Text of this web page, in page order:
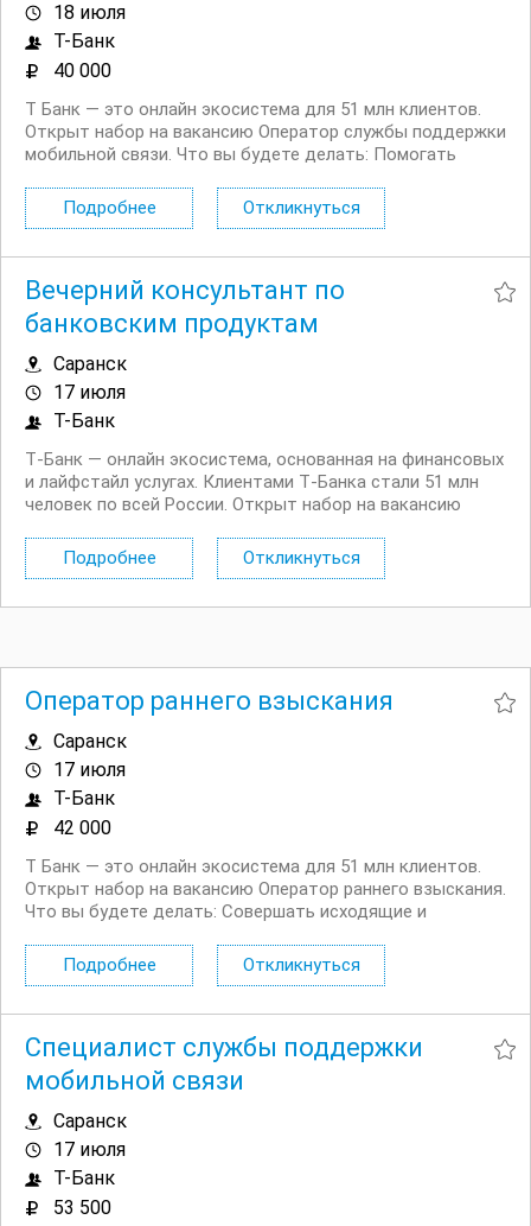
18 июля
Т-Банк
40 000
Т Банк — это онлайн экосистема для 51 млн клиентов.
Открыт набор на вакансию Оператор службы поддержки
мобильной связи. Что вы будете делать: Помогать
использования мобильной связи Помогать с
настройками мобильной связи ...
Подробнее Откликнуться
Вечерний консультант по
банковским продуктам
Саранск
17 июля
Т-Банк
Т‑Банк — онлайн экосистема, основанная на финансовых
и лайфстайл услугах. Клиентами Т‑Банка стали 51 млн
человек по всей России. Открыт набор на вакансию
будете делать: Консультировать клиентов по
депозитным продуктам на входящих звонках...
Подробнее Откликнуться
Оператор раннего взыскания
Саранск
17 июля
Т-Банк
42 000
Т Банк — это онлайн экосистема для 51 млн клиентов.
Открыт набор на вакансию Оператор раннего взыскания.
Что вы будете делать: Совершать исходящие и
переговоры с должниками и их окружением Выставлять
требование на оплату долга,...
Подробнее Откликнуться
Специалист службы поддержки
мобильной связи
Саранск
17 июля
Т-Банк
53 500